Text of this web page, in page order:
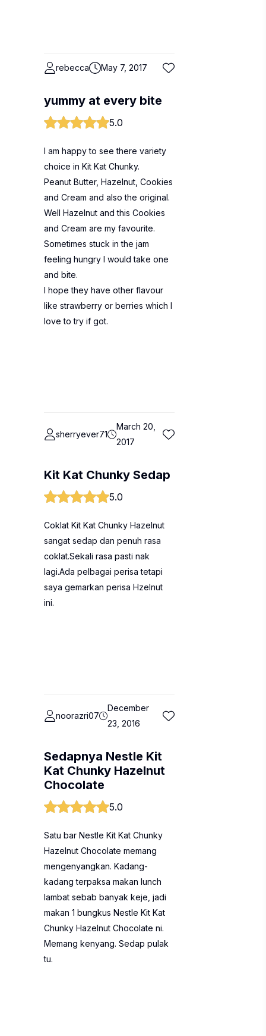
rebecca May 7, 2017
yummy at every bite
5.0
I am happy to see there variety
choice in Kit Kat Chunky.
Peanut Butter, Hazelnut, Cookies
and Cream and also the original.
Well Hazelnut and this Cookies
and Cream are my favourite.
Sometimes stuck in the jam
feeling hungry I would take one
and bite.
I hope they have other flavour
like strawberry or berries which I
love to try if got.
sherryever71
March 20,
2017
Kit Kat Chunky Sedap
5.0
Coklat Kit Kat Chunky Hazelnut
sangat sedap dan penuh rasa
coklat.Sekali rasa pasti nak
lagi.Ada pelbagai perisa tetapi
saya gemarkan perisa Hzelnut
ini.
noorazri07
December
23, 2016
Sedapnya Nestle Kit
Kat Chunky Hazelnut
Chocolate
5.0
Satu bar Nestle Kit Kat Chunky
Hazelnut Chocolate memang
mengenyangkan. Kadang-
kadang terpaksa makan lunch
lambat sebab banyak keje, jadi
makan 1 bungkus Nestle Kit Kat
Chunky Hazelnut Chocolate ni.
Memang kenyang. Sedap pulak
tu.